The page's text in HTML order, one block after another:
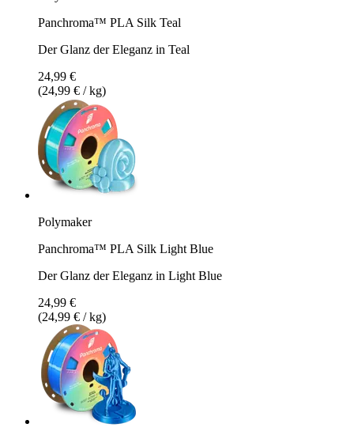
Panchroma™ PLA Silk Teal
Der Glanz der Eleganz in Teal
24,99 €
(24,99 € / kg)
Polymaker
Panchroma™ PLA Silk Light Blue
Der Glanz der Eleganz in Light Blue
24,99 €
(24,99 € / kg)